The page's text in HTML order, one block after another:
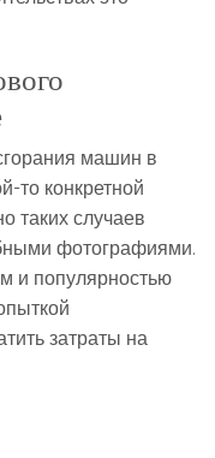
машин в
то конкретной
таких случаев
фотографиями.
и популярностью
затраты на